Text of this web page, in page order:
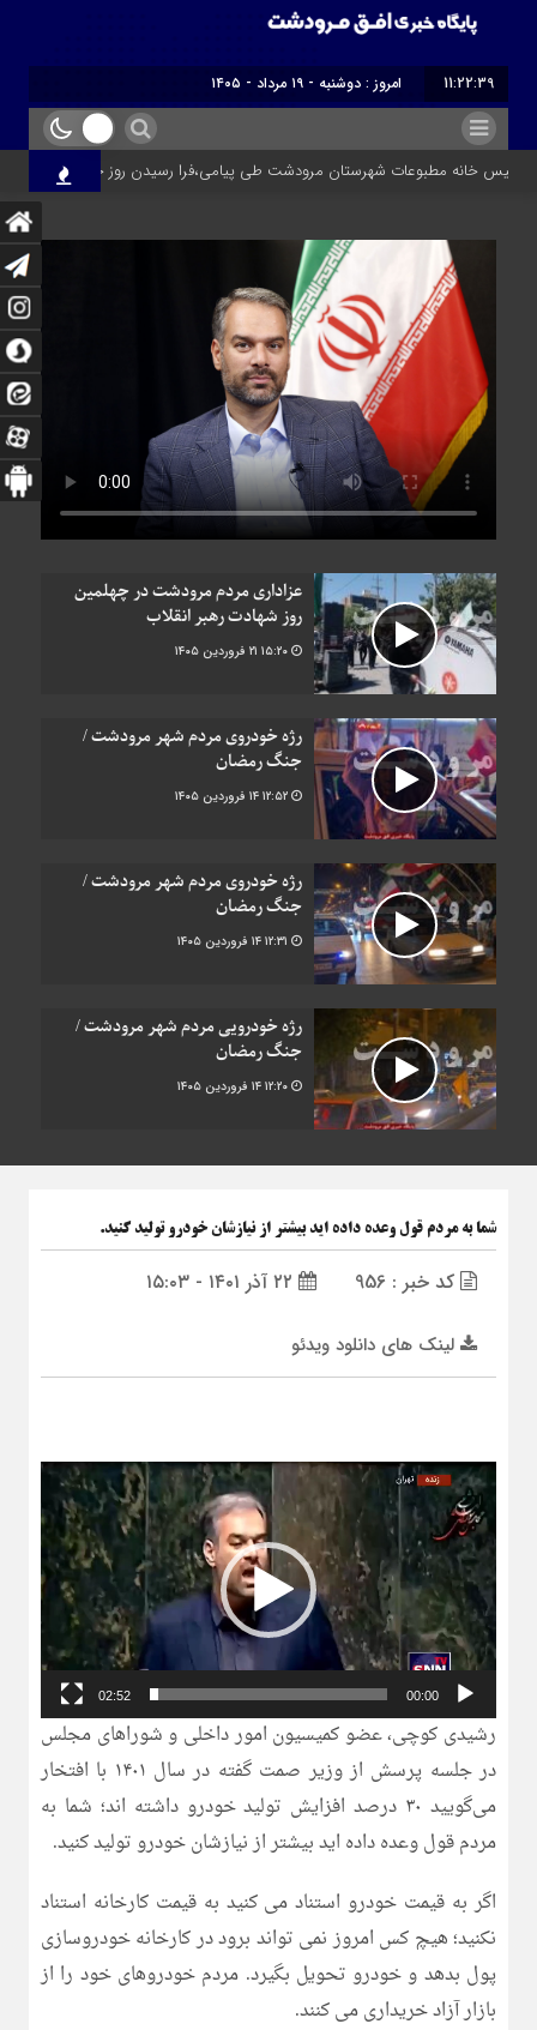
11:22:40 برابر با : Monday - 10 August - 2026
خانه مطبوعات شهرستان مرودشت طی پیامی،فرا رسیدن روز خبرنگار را تبریک گفت
عزاداری مردم مرودشت در چهلمین
روز شهادت رهبر انقلاب
۲۱ فروردین ۱۴۰۵
رژه خودروی مردم شهر مرودشت /
جنگ رمضان
۱۴ فروردین ۱۴۰۵
رژه خودروی مردم شهر مرودشت /
جنگ رمضان
۱۴ فروردین ۱۴۰۵
رژه خودرویی مردم شهر مرودشت /
جنگ رمضان
۱۴ فروردین ۱۴۰۵
شما به مردم قول وعده داده اید بیشتر از نیازشان خودرو تولید کنید.
کد خبر : 956
لینک های دانلود ویدئو
نمایشگر
ویدیو
00:00
02:52
رشیدی کوچی، عضو کمیسیون امور داخلی و شوراهای مجلس
در جلسه پرسش از وزیر صمت گفته در سال ۱۴۰۱ با افتخار
می‌گویید ۳۰ درصد افزایش تولید خودرو داشته اند؛ شما به
مردم قول وعده داده اید بیشتر از نیازشان خودرو تولید کنید.
اگر به قیمت خودرو استناد می کنید به قیمت کارخانه استناد
نکنید؛ هیچ کس امروز نمی تواند برود در کارخانه خودروسازی
پول بدهد و خودرو تحویل بگیرد. مردم خودروهای خود را از
بازار آزاد خریداری می کنند.